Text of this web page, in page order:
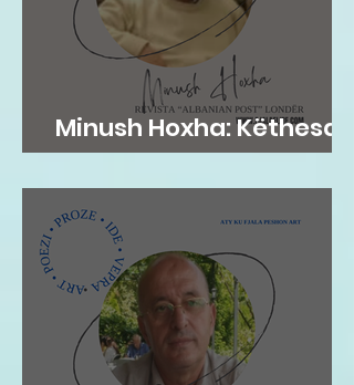
Minush Hoxha: Këthesa
emotive e zemres